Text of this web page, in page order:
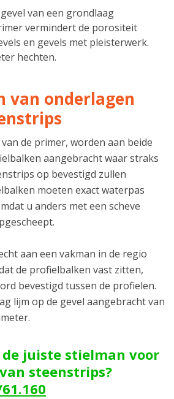
van een grondlaag
vermindert de porositeit
en gevels met pleisterwerk.
hechten.
van onderlagen
de primer, worden aan beide
aangebracht waar straks
op bevestigd zullen
moeten exact waterpas
u anders met een scheve
aan een vakman in de regio
de profielbalken vast zitten,
bevestigd tussen de profielen.
lijm op de gevel aangebracht van
de juiste stielman voor
steenstrips?